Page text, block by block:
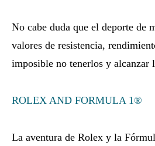
No cabe duda que el deporte de
valores de resistencia,
imposible no tenerlos y alcanzar
ROLEX AND FORMULA 1®
La aventura de Rolex y la